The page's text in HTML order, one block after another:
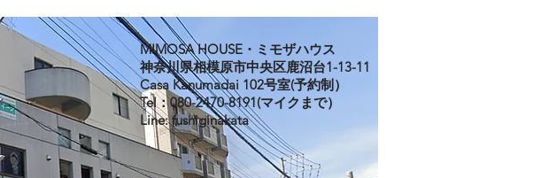
MIMOSA HOUSE・ミモザハウス
神奈川県相模原市中央区鹿沼台1-13-11
Casa Kanumadai 102号室(予約制）
Tel：080-2470-8191(マイクまで）
Line: fushiginakata